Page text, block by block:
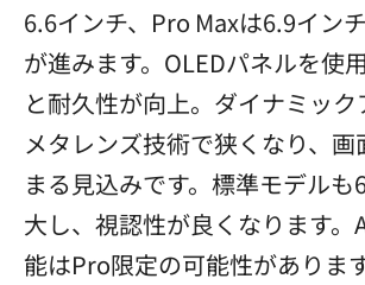
6.6インチ、Pro Maxは6.9イン
が進みます。OLEDパネルを使
と耐久性が向上。ダイナミッ
メタレンズ技術で狭くなり、画
まる見込みです。標準モデルも
大し、視認性が良くなります
能はPro限定の可能性がありま